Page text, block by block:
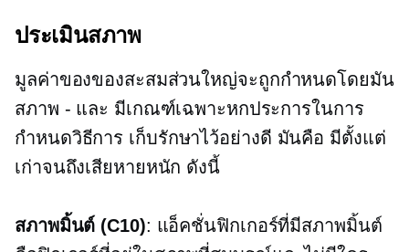
ประเมินสภาพ
มูลค่าของของสะสมส่วนใหญ่จะถูกกำหนดโดยมัน
สภาพ - และ มีเกณฑ์เฉพาะหกประการในการ
กำหนดวิธีการ เก็บรักษาไว้อย่างดี มันคือ มีตั้งแต่
เก่าจนถึงเสียหายหนัก ดังนี้
สภาพมิ้นต์ (C10): แอ็คชั่นฟิกเกอร์ที่มีสภาพมิ้นต์